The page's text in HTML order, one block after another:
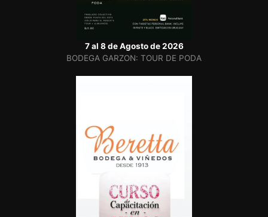
7 al 8 de Agosto de 2026
BODEGA GARZON: TOUR DE PODA